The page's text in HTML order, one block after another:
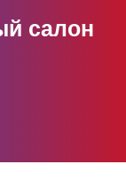
салон